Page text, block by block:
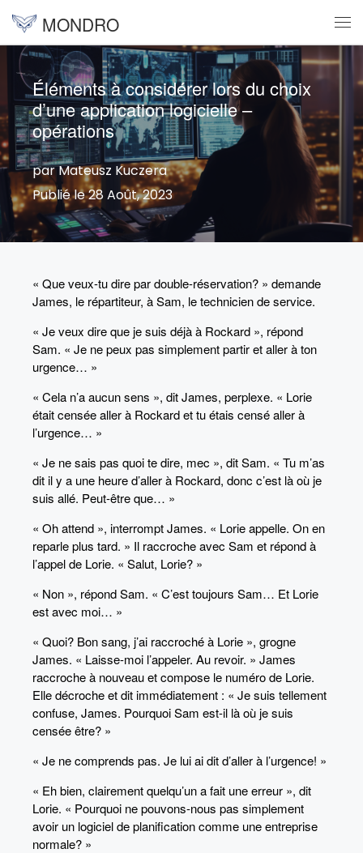
Skip to content
MONDRO
Éléments à considérer lors du choix
d’une application logicielle –
opérations
par Mateusz Kuczera
Publié le 28 Août, 2023
« Que veux-tu dire par double-réservation? » demande
James, le répartiteur, à Sam, le technicien de service.
« Je veux dire que je suis déjà à Rockard », répond
Sam. « Je ne peux pas simplement partir et aller à ton
urgence… »
« Cela n’a aucun sens », dit James, perplexe. « Lorie
était censée aller à Rockard et tu étais censé aller à
l’urgence… »
« Je ne sais pas quoi te dire, mec », dit Sam. « Tu m’as
dit il y a une heure d’aller à Rockard, donc c’est là où je
suis allé. Peut-être que… »
« Oh attend », interrompt James. « Lorie appelle. On en
reparle plus tard. » Il raccroche avec Sam et répond à
l’appel de Lorie. « Salut, Lorie? »
« Non », répond Sam. « C’est toujours Sam… Et Lorie
est avec moi… »
« Quoi? Bon sang, j’ai raccroché à Lorie », grogne
James. « Laisse-moi l’appeler. Au revoir. » James
raccroche à nouveau et compose le numéro de Lorie.
Elle décroche et dit immédiatement : « Je suis tellement
confuse, James. Pourquoi Sam est-il là où je suis
censée être? »
« Je ne comprends pas. Je lui ai dit d’aller à l’urgence! »
« Eh bien, clairement quelqu’un a fait une erreur », dit
Lorie. « Pourquoi ne pouvons-nous pas simplement
avoir un logiciel de planification comme une entreprise
normale? »